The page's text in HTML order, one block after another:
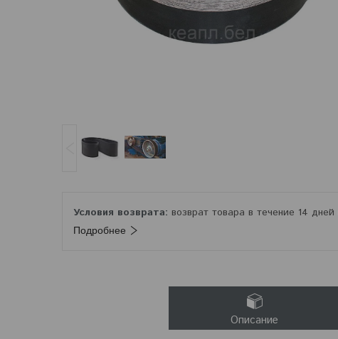
возврат товара в течение 14 дней
Подробнее
Описание